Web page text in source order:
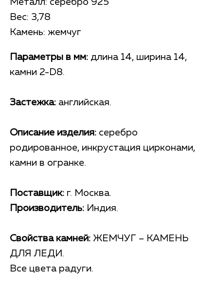
Параметры в мм: длина 14, ширина 14,
камни 2-D8.
Застежка: английская.
Описание изделия: серебро
родированное, инкрустация цирконами,
камни в огранке.
Поставщик: г. Москва.
Производитель: Индия.
Свойства камней: ЖЕМЧУГ – КАМЕНЬ
ДЛЯ ЛЕДИ.
Все цвета радуги.
Металл: серебро 925
Вес: 3,78
Камень: жемчуг